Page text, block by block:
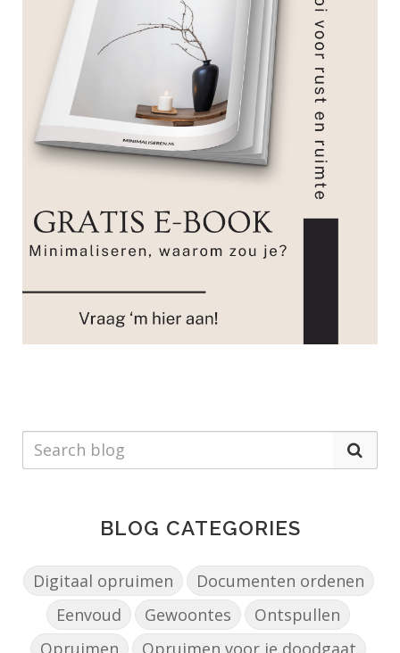
BLOG CATEGORIES
Digitaal opruimen
Documenten ordenen
Eenvoud
Gewoontes
Ontspullen
Opruimen
Opruimen voor je doodgaat